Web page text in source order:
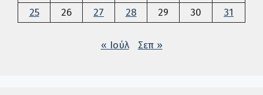
25
26 27 28 29 30 31
« Ιούλ Σεπ »